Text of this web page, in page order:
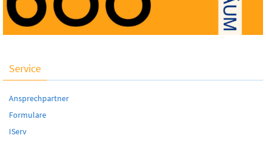
Service
Ansprechpartner
Formulare
IServ